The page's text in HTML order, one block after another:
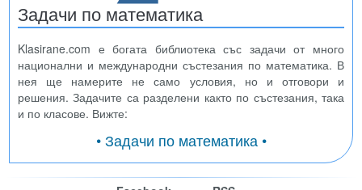
Задачи по математика
Klasirane.com е богата библиотека със задачи от много
национални и международни състезания по математика. В
нея ще намерите не само условия, но и отговори и
решения. Задачите са разделени както по състезания, така
и по класове. Вижте:
• Задачи по математика •